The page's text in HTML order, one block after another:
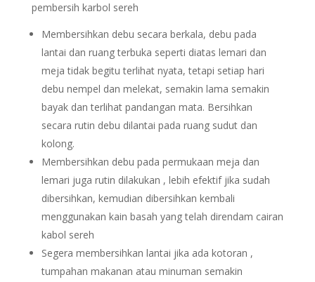
pembersih karbol sereh
Membersihkan debu secara berkala, debu pada
lantai dan ruang terbuka seperti diatas lemari dan
meja tidak begitu terlihat nyata, tetapi setiap hari
debu nempel dan melekat, semakin lama semakin
bayak dan terlihat pandangan mata. Bersihkan
secara rutin debu dilantai pada ruang sudut dan
kolong.
Membersihkan debu pada permukaan meja dan
lemari juga rutin dilakukan , lebih efektif jika sudah
dibersihkan, kemudian dibersihkan kembali
menggunakan kain basah yang telah direndam cairan
kabol sereh
Segera membersihkan lantai jika ada kotoran ,
tumpahan makanan atau minuman semakin